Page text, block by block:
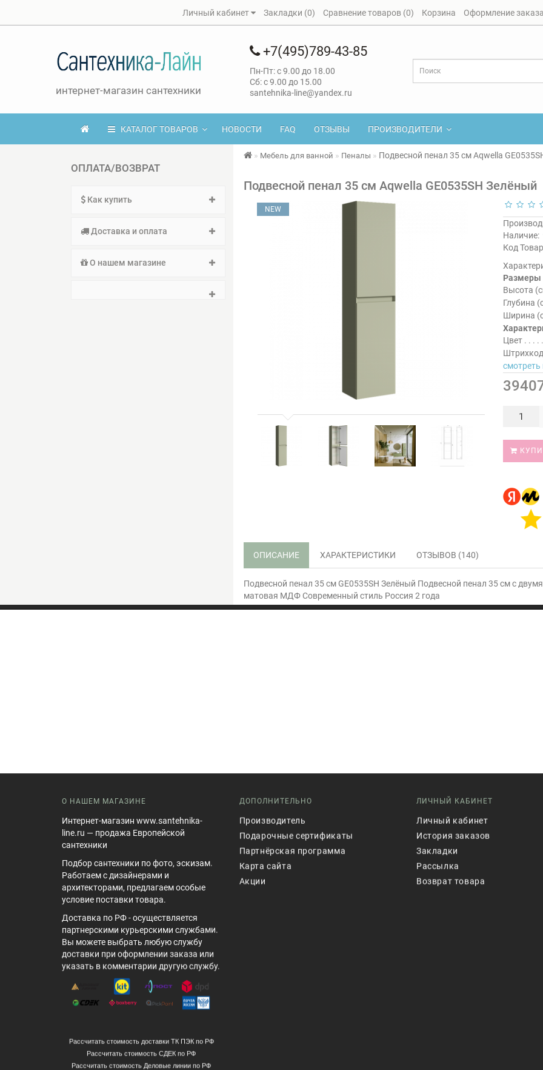
Личный кабинет Закладки (0) Сравнение товаров (0) Корзина Оформление заказа
интернет-магазин сантехники
+7(495)789-43-85
Пн-Пт: с 9.00 до 18.00
Сб: с 9.00 до 15.00
santehnika-line@yandex.ru
КАТАЛОГ ТОВАРОВ НОВОСТИ FAQ ОТЗЫВЫ ПРОИЗВОДИТЕЛИ
ОПЛАТА/ВОЗВРАТ
Как купить
Доставка и оплата
О нашем магазине
Мебель для ванной Пеналы Подвесной пенал 35 см Aqwella
Подвесной пенал 35 см Aqwella GE0535SH Зелёный
NEW
Наличие:
Код
Размеры
Высота
Глубина
Ширина
Цвет
Штрихкод
смотреть
ОПИСАНИЕ ХАРАКТЕРИСТИКИ ОТЗЫВОВ (140)
Подвесной пенал 35 см GE0535SH Зелёный Подвесной пенал 35 см с
матовая МДФ Современный стиль Россия 2 года
О НАШЕМ МАГАЗИНЕ
Интернет-магазин www.santehnika-
line.ru — продажа Европейской
сантехники
Подбор сантехники по фото, эскизам.
Работаем с дизайнерами и
архитекторами, предлагаем особые
условие поставки товара.
Доставка по РФ - осуществляется
партнерскими курьерскими службами.
Вы можете выбрать любую службу
доставки при оформлении заказа или
указать в комментарии другую службу.
Рассчитать стоимость доставки ТК ПЭК по РФ
Рассчитать стоимость СДЕК по РФ
Рассчитать стоимость Деловые линии по РФ
ДОПОЛНИТЕЛЬНО
Производитель
Подарочные сертификаты
Партнёрская программа
Карта сайта
Акции
ЛИЧНЫЙ КАБИНЕТ
Личный кабинет
История заказов
Закладки
Рассылка
Возврат товара